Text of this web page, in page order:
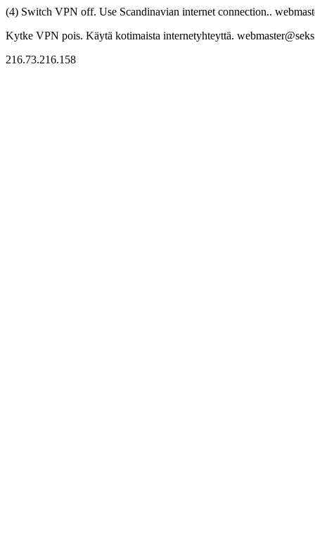
(4) Switch VPN off. Use Scandinavian internet connection..
Kytke VPN pois. Käytä kotimaista internetyhteyttä.
216.73.216.158